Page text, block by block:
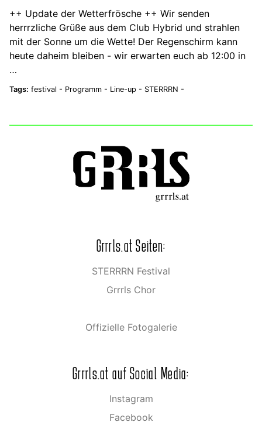
++ Update der Wetterfrösche ++ Wir senden
herrrzliche Grüße aus dem Club Hybrid und strahlen
mit der Sonne um die Wette! Der Regenschirm kann
heute daheim bleiben - wir erwarten euch ab 12:00 in
…
Tags: festival - Programm - Line-up - STERRRN -
Grrrls.at Seiten:
STERRRN Festival
Grrrls Chor
Offizielle Fotogalerie
Grrrls.at auf Social Media:
Instagram
Facebook